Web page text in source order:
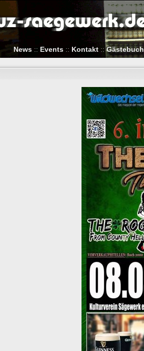
News :: Events :: Kontakt ::Gästebuch